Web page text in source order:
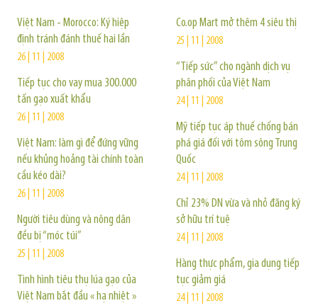
Việt Nam - Morocco: Ký hiệp
định tránh đánh thuế hai lần
26 | 11 | 2008
Tiếp tục cho vay mua 300.000
tấn gạo xuất khẩu
26 | 11 | 2008
Việt Nam: làm gì để đứng vững
nếu khủng hoảng tài chính toàn
cầu kéo dài?
26 | 11 | 2008
Người tiêu dùng và nông dân
đều bị “móc túi”
25 | 11 | 2008
Tình hình tiêu thụ lúa gạo của
Việt Nam bắt đầu « hạ nhiệt »
Co.op Mart mở thêm 4 siêu thị
25 | 11 | 2008
“Tiếp sức” cho ngành dịch vụ
phân phối của Việt Nam
24 | 11 | 2008
Mỹ tiếp tục áp thuế chống bán
phá giá đối với tôm sông Trung
Quốc
24 | 11 | 2008
Chỉ 23% DN vừa và nhỏ đăng ký
sở hữu trí tuệ
24 | 11 | 2008
Hàng thực phẩm, gia dụng tiếp
tục giảm giá
24 | 11 | 2008